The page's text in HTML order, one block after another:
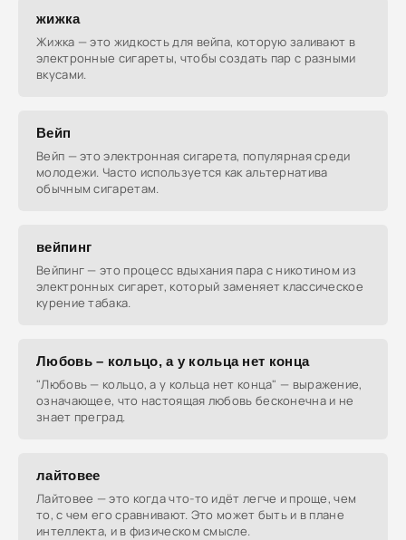
жижка
Жижка — это жидкость для вейпа, которую заливают в
электронные сигареты, чтобы создать пар с разными
вкусами.
Вейп
Вейп — это электронная сигарета, популярная среди
молодежи. Часто используется как альтернатива
обычным сигаретам.
вейпинг
Вейпинг — это процесс вдыхания пара с никотином из
электронных сигарет, который заменяет классическое
курение табака.
Любовь – кольцо, а у кольца нет конца
"Любовь — кольцо, а у кольца нет конца" — выражение,
означающее, что настоящая любовь бесконечна и не
знает преград.
лайтовее
Лайтовее — это когда что-то идёт легче и проще, чем
то, с чем его сравнивают. Это может быть и в плане
интеллекта, и в физическом смысле.